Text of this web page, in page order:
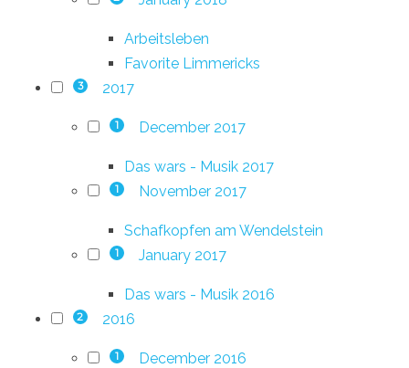
Arbeitsleben
Favorite Limmericks
3 2017
1 December 2017
Das wars - Musik 2017
1 November 2017
Schafkopfen am Wendelstein
1 January 2017
Das wars - Musik 2016
2 2016
1 December 2016